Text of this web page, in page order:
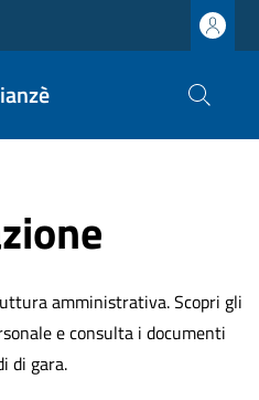
amministrativa. Scopri gli
e consulta i documenti
di gara.